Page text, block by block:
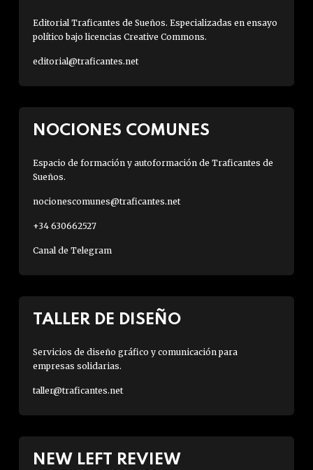
Editorial Traficantes de Sueños. Especializadas en ensayo
político bajo licencias Creative Commons.
editorial@traficantes.net
NOCIONES COMUNES
Espacio de formación y autoformación de Traficantes de
Sueños.
nocionescomunes@traficantes.net
+34 630662527
Canal de Telegram
TALLER DE DISEÑO
Servicios de diseño gráfico y comunicación para
empresas solidarias.
taller@traficantes.net
NEW LEFT REVIEW